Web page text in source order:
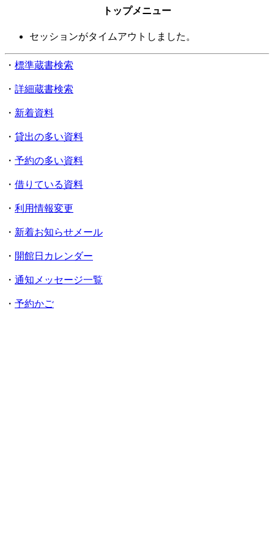
トップメニュー
セッションがタイムアウトしました。
・ 標準蔵書検索
・ 詳細蔵書検索
・ 新着資料
・ 貸出の多い資料
・ 予約の多い資料
・ 借りている資料
・ 利用情報変更
・ 新着お知らせメール
・ 開館日カレンダー
・ 通知メッセージ一覧
・ 予約かご